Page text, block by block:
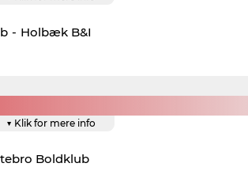
- Holbæk B&I
▼ Klik for mere info
Boldklub